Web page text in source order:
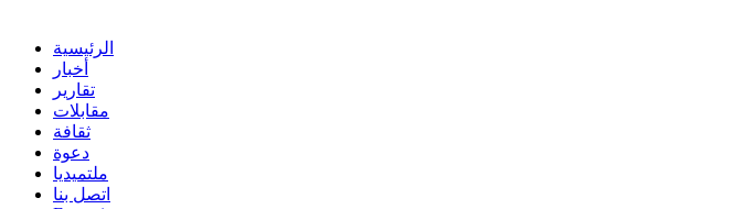
الرئيسية
أخبار
تقارير
مقابلات
ثقافة
دعوة
ملتميديا
اتصل بنا